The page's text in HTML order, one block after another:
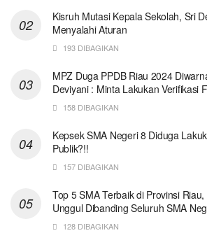
Kisruh Mutasi Kepala Sekolah, Sri
Menyalahi Aturan
193 DIBAGIKAN
MPZ Duga PPDB Riau 2024
Deviyani : Minta Lakukan Verifikasi
158 DIBAGIKAN
Kepsek SMA Negeri 8 Diduga
Publik?!!
157 DIBAGIKAN
Top 5 SMA Terbaik di Provinsi
Unggul Dibanding Seluruh SMA
128 DIBAGIKAN